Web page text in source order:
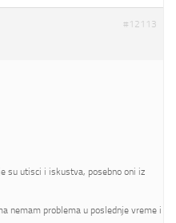
#12113
su utisci i iskustva, posebno oni iz
nemam problema u poslednje vreme i